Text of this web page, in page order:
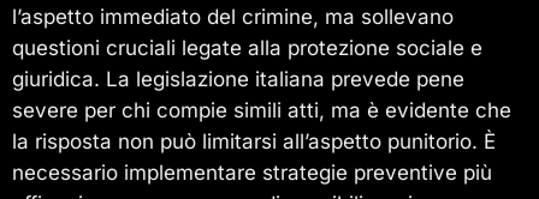
l’aspetto immediato del crimine, ma sollevano
questioni cruciali legate alla protezione sociale e
giuridica. La legislazione italiana prevede pene
severe per chi compie simili atti, ma è evidente che
la risposta non può limitarsi all’aspetto punitorio. È
necessario implementare strategie preventive più